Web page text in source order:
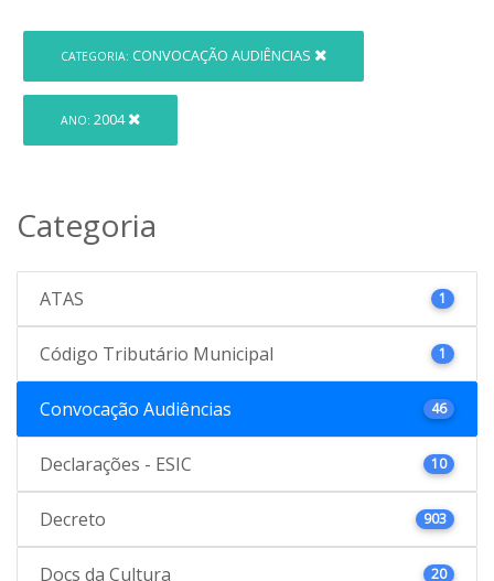
CATEGORIA: CONVOCAÇÃO AUDIÊNCIAS
ANO: 2004
Categoria
ATAS 1
Código Tributário Municipal 1
Convocação Audiências 46
Declarações - ESIC 10
Decreto 903
Docs da Cultura 20